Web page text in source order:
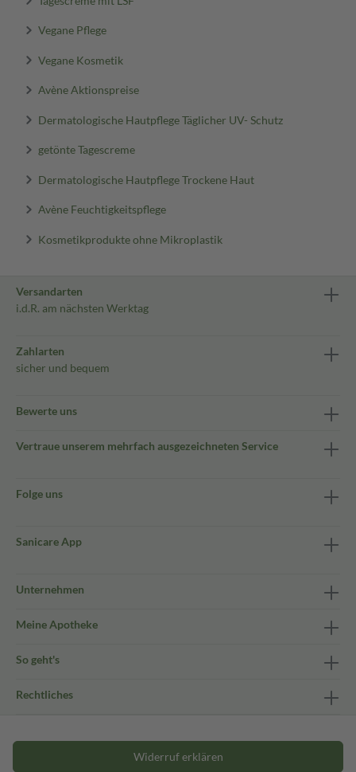
Vegane Pflege
Vegane Kosmetik
Avène Aktionspreise
Dermatologische Hautpflege Täglicher UV- Schutz
getönte Tagescreme
Dermatologische Hautpflege Trockene Haut
Avène Feuchtigkeitspflege
Kosmetikprodukte ohne Mikroplastik
Versandarten
i.d.R. am nächsten Werktag
Zahlarten
sicher und bequem
Bewerte uns
Vertraue unserem mehrfach ausgezeichneten Service
Folge uns
Sanicare App
Unternehmen
Meine Apotheke
So geht's
Rechtliches
Widerruf erklären